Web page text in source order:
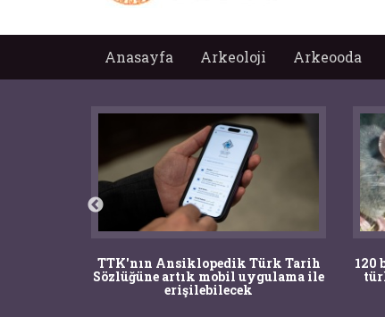
Anasayfa Arkeoloji Arkeooda
TTK'nın Ansiklopedik Türk Tarih
Sözlüğüne artık mobil uygulama ile
erişilebilecek
120